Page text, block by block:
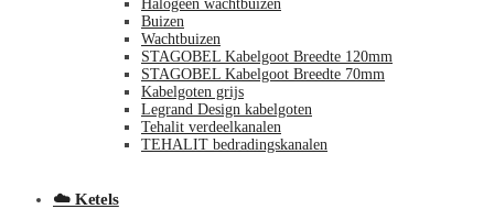
Halogeen wachtbuizen
Buizen
Wachtbuizen
STAGOBEL Kabelgoot Breedte 120mm
STAGOBEL Kabelgoot Breedte 70mm
Kabelgoten grijs
Legrand Design kabelgoten
Tehalit verdeelkanalen
TEHALIT bedradingskanalen
☁️ Ketels